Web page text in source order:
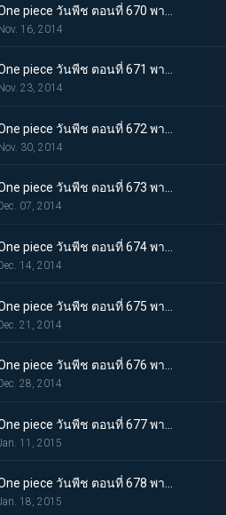
16, 2014
One piece วันพีช ตอนที่ 671 พากย์ไทย จัดการชูการ์ กองทัพคนแคระบุกจู่โจม!
Nov. 23, 2014
Nov. 30, 2014
One piece วันพีช ตอนที่ 673 พากย์ไทย มนุษย์พั้งค์ กลาดิอุสระเบิดครั้งใหญ่!
07, 2014
14, 2014
21, 2014
One piece วันพีช ตอนที่ 676 พากย์ไทย แผนการล้มเหลว! วีรบุรุษอุโซแลนด์เสียชีวิต!?
28, 2014
11, 2015
One piece วันพีช ตอนที่ 678 พากย์ไทย หมัดอัคคีปะทุ! พลังของผลเมระเมระฟื้นกลับคืน
18, 2015